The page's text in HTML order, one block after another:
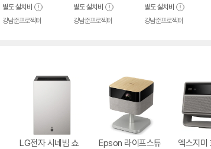
별도 설치비
강남준프로젝터
별도 설치비
강남준프로젝터
별도 설치비
강남준프로젝터
LG전자 시네빔 쇼
Epson 라이프스튜
엑스지미